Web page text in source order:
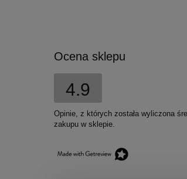
Ocena sklepu
4.9
Opinie, z których została wyliczona
zakupu w sklepie.